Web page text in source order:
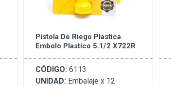
Pistola De Riego Plastica
Embolo Plastico 5.1/2 X722R
CÓDIGO: 6113
UNIDAD: Embalaje x 12